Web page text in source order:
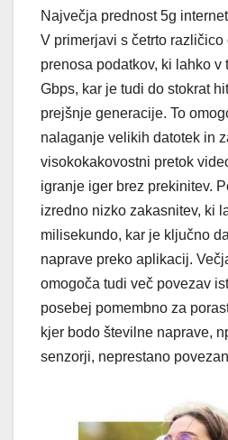
Največja prednost 5g
V primerjavi s četrto različico
prenosa podatkov, ki lahko
Gbps, kar je tudi do stokrat
prejšnje generacije. To
nalaganje velikih datotek in
visokokakovostni pretok
igranje iger brez prekinitev.
izredno nizko zakasnitev, ki
milisekundo, kar je ključno
naprave preko aplikacij.
omogoča tudi več povezav
posebej pomembno za
kjer bodo številne naprave,
senzorji, neprestano